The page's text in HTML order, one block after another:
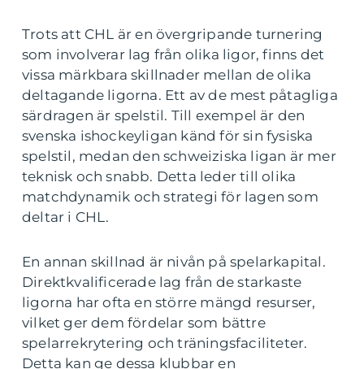
Trots att CHL är en övergripande turnering
som involverar lag från olika ligor, finns det
vissa märkbara skillnader mellan de olika
deltagande ligorna. Ett av de mest påtagliga
särdragen är spelstil. Till exempel är den
svenska ishockeyligan känd för sin fysiska
spelstil, medan den schweiziska ligan är mer
teknisk och snabb. Detta leder till olika
matchdynamik och strategi för lagen som
deltar i CHL.
En annan skillnad är nivån på spelarkapital.
Direktkvalificerade lag från de starkaste
ligorna har ofta en större mängd resurser,
vilket ger dem fördelar som bättre
spelarrekrytering och träningsfaciliteter.
Detta kan ge dessa klubbar en